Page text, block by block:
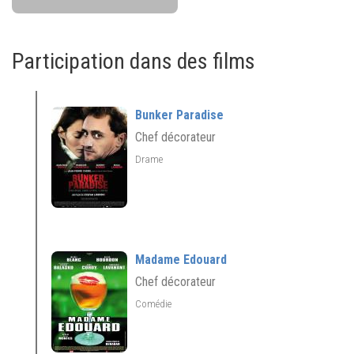
Participation dans des films
Bunker Paradise
Chef décorateur
Drame
Madame Edouard
Chef décorateur
Comédie